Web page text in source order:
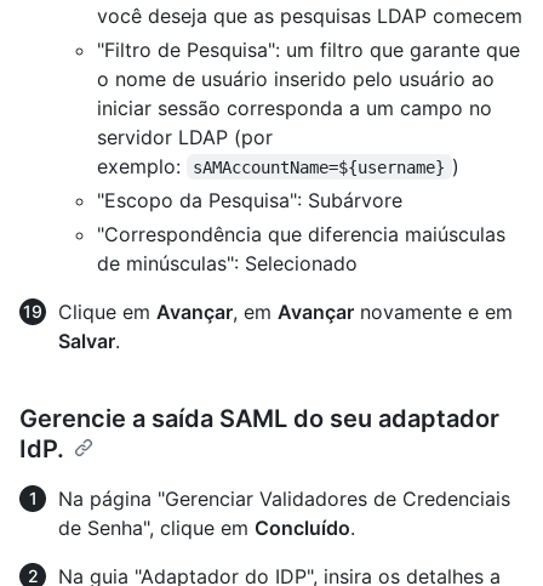
você deseja que as pesquisas LDAP comecem
"Filtro de Pesquisa": um filtro que garante que
o nome de usuário inserido pelo usuário ao
iniciar sessão corresponda a um campo no
servidor LDAP (por
exemplo:
sAMAccountName=${username} )
"Escopo da Pesquisa": Subárvore
"Correspondência que diferencia maiúsculas
de minúsculas": Selecionado
Clique em Avançar, em Avançar novamente e em
Salvar.
Gerencie a saída SAML do seu adaptador
IdP.
Na página "Gerenciar Validadores de Credenciais
de Senha", clique em Concluído.
Na guia "Adaptador do IDP", insira os detalhes a